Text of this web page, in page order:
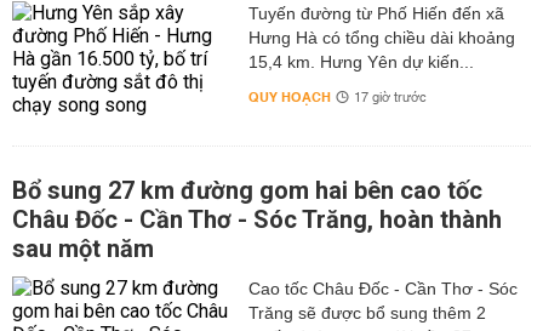
Tuyến đường từ Phố Hiến đến xã
Hưng Hà có tổng chiều dài khoảng
15,4 km. Hưng Yên dự kiến...
QUY HOẠCH 17 giờ trước
Bổ sung 27 km đường gom hai bên cao tốc
Châu Đốc - Cần Thơ - Sóc Trăng, hoàn thành
sau một năm
Cao tốc Châu Đốc - Cần Thơ - Sóc
Trăng sẽ được bổ sung thêm 2